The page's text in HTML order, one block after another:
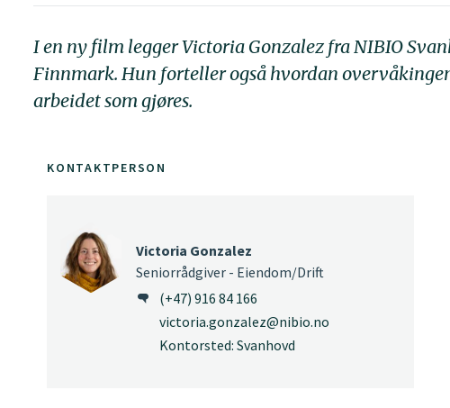
I en ny film legger Victoria Gonzalez fra NIBIO
Finnmark. Hun forteller også hvordan
arbeidet som gjøres.
KONTAKTPERSON
Victoria Gonzalez
Seniorrådgiver - Eiendom/Drift
(+47) 916 84 166
victoria.gonzalez@nibio.no
Kontorsted: Svanhovd